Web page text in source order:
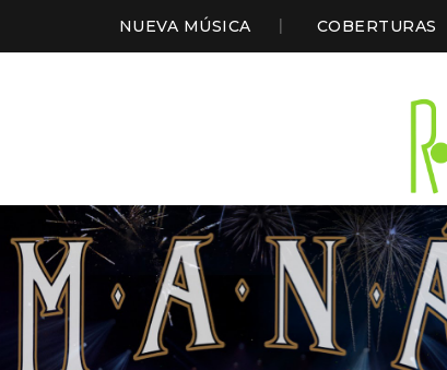
NUEVA MÚSICA COBERTURAS